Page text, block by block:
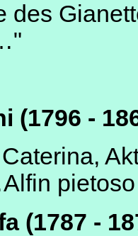
des
(1796 -
(1787 -